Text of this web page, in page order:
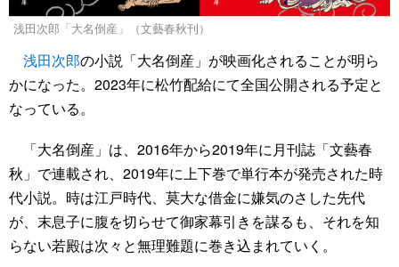
浅田次郎「大名倒産」（文藝春秋刊）
浅田次郎の小説「大名倒産」が映画化されることが明ら
かになった。2023年に松竹配給にて全国公開される予定と
なっている。
「大名倒産」は、2016年から2019年に月刊誌「文藝春
秋」で連載され、2019年に上下巻で単行本が発売された時
代小説。時は江戸時代、莫大な借金に嫌気のさした先代
が、末息子に腹を切らせて御家幕引きを謀るも、それを知
らない若殿は次々と無理難題に巻き込まれていく。